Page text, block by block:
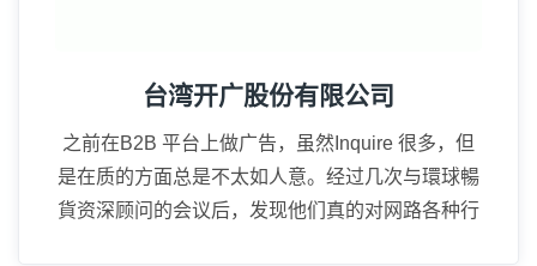
台湾开广股份有限公司
之前在B2B 平台上做广告，虽然Inquire 很多，但
是在质的方面总是不太如人意。经过几次与環球暢
貨资深顾问的会议后，发现他们真的对网路各种行